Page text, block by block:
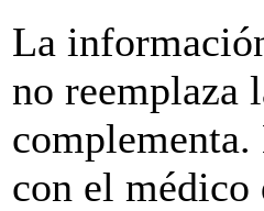
La
no reemplaza
complementa.
con el médico